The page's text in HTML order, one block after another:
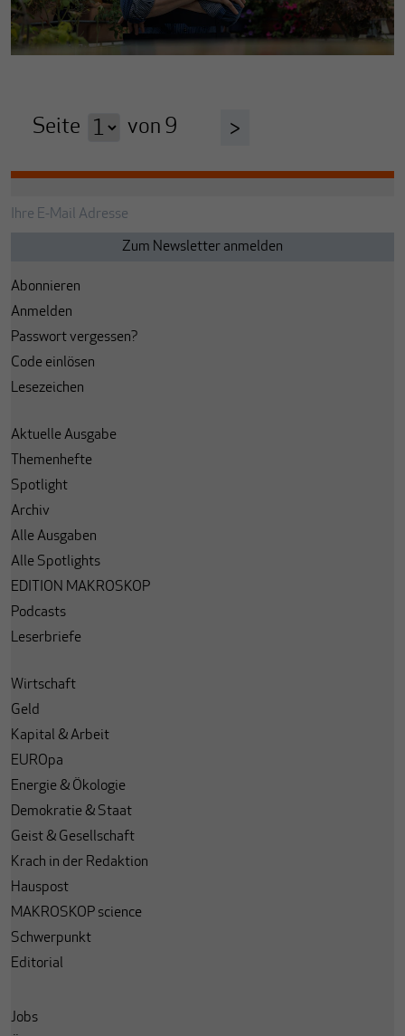
Seite von 9 >
Abonnieren
Anmelden
Passwort vergessen?
Code einlösen
Lesezeichen
Aktuelle Ausgabe
Themenhefte
Spotlight
Archiv
Alle Ausgaben
Alle Spotlights
EDITION MAKROSKOP
Podcasts
Leserbriefe
Wirtschaft
Geld
Kapital & Arbeit
EUROpa
Energie & Ökologie
Demokratie & Staat
Geist & Gesellschaft
Krach in der Redaktion
Hauspost
MAKROSKOP science
Schwerpunkt
Editorial
Jobs